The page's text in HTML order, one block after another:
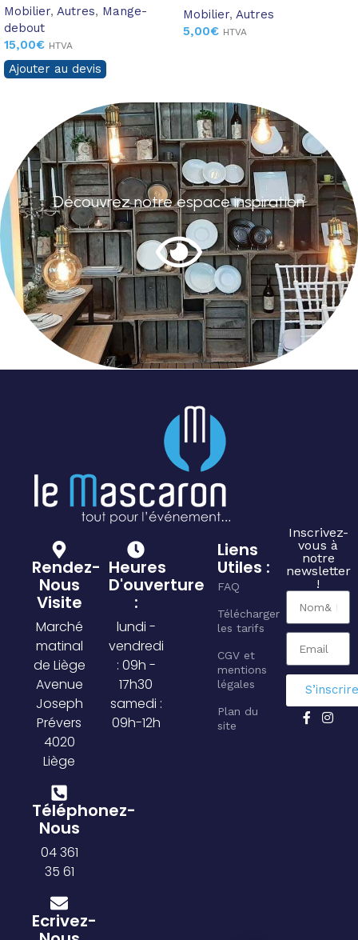
Mobilier, Autres, Mange-
debout
15,00€ HTVA
Ajouter au devis
Mobilier, Autres
5,00€ HTVA
Découvrez notre espace inspiration
Rendez-
Nous
Visite
Marché
matinal
de Liège
Avenue
Joseph
Prévers
4020
Liège
Téléphonez-
Nous
04 361
35 61
Ecrivez-
Heures
D'ouverture
:
lundi -
vendredi
: 09h -
17h30
samedi :
09h-12h
Liens
Utiles :
FAQ
Télécharger
les tarifs
CGV et
mentions
légales
Plan du
site
Inscrivez-
vous à
notre
newsletter
!